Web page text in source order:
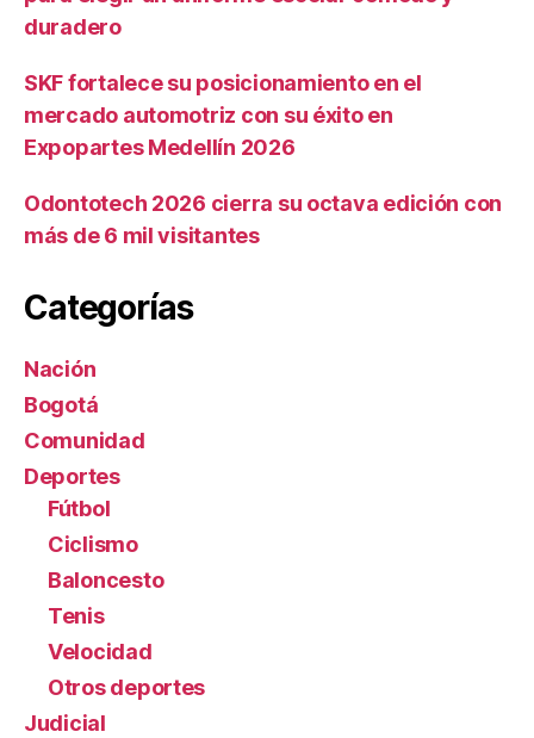
duradero
SKF fortalece su posicionamiento en el
mercado automotriz con su éxito en
Expopartes Medellín 2026
Odontotech 2026 cierra su octava edición con
más de 6 mil visitantes
Categorías
Nación
Bogotá
Comunidad
Deportes
Fútbol
Ciclismo
Baloncesto
Tenis
Velocidad
Otros deportes
Judicial